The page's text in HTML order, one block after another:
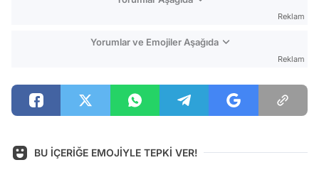
Reklam
Yorumlar ve Emojiler Aşağıda
Reklam
BU İÇERİĞE EMOJİYLE TEPKİ VER!